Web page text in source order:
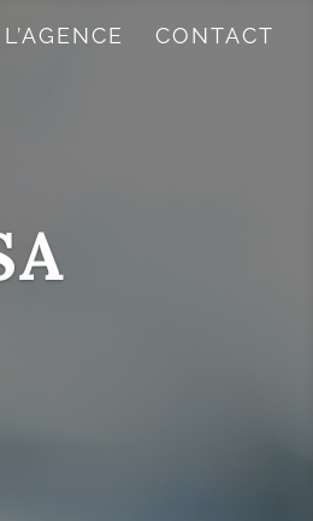
L’AGENCE CONTACT